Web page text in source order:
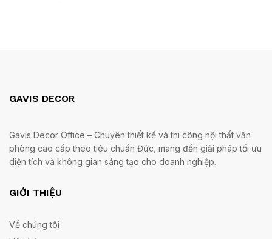
GAVIS DECOR
Gavis Decor Office – Chuyên thiết kế và thi công nội thất văn
phòng cao cấp theo tiêu chuẩn Đức, mang đến giải pháp tối ưu
diện tích và không gian sáng tạo cho doanh nghiệp.
GIỚI THIỆU
Về chúng tôi